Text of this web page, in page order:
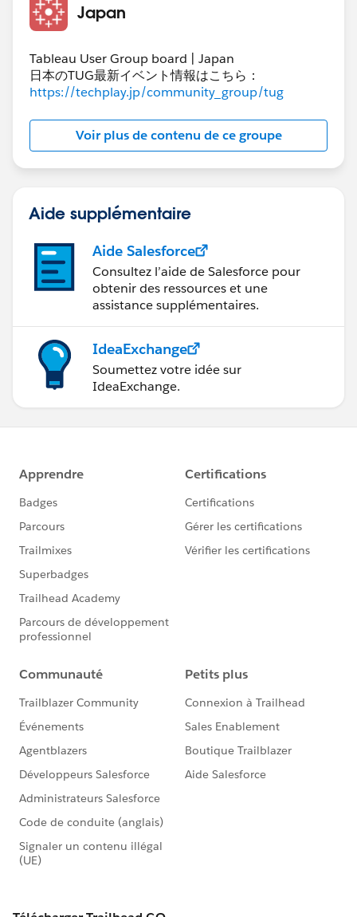
Japan
Tableau User Group board | Japan
日本のTUG最新イベント情報はこちら：
https://techplay.jp/community_group/tug
Voir plus de contenu de ce groupe
Aide supplémentaire
Aide Salesforce
Consultez l’aide de Salesforce pour
obtenir des ressources et une
assistance supplémentaires.
IdeaExchange
Soumettez votre idée sur
IdeaExchange.